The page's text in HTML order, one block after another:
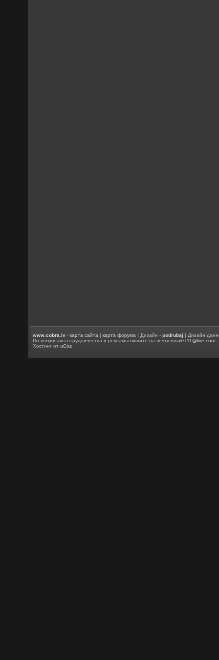
www.cobra.lv -карта сайта |карта форума | Дизайн -podrubaj | Дизайн
По вопросам сотрудничества и рекламы пишите на почтуrusalex11@live.com
Хостинг отuCoz